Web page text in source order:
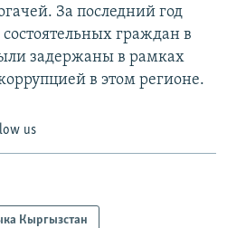
За последний год
граждан в
задержаны в рамках
в этом регионе.
us
Кыргызстан